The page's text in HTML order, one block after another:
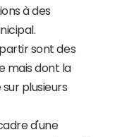
à des
sont des
mais dont la
plusieurs
d'une